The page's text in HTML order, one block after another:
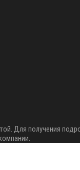
Для получения